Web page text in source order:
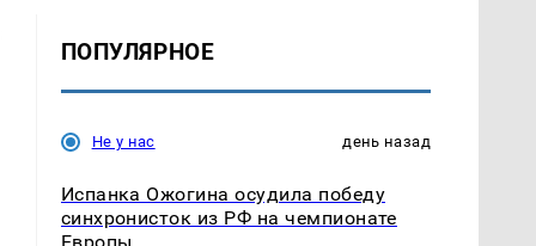
ПОПУЛЯРНОЕ
Не у нас день назад
Испанка Ожогина осудила победу
синхронисток из РФ на чемпионате